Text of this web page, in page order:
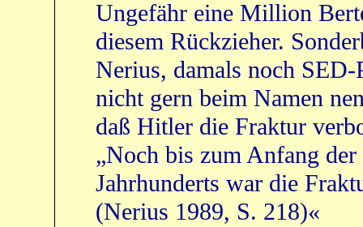
Ungefähr eine Million
diesem Rückzieher.
Nerius, damals noch
nicht gern beim Namen
daß Hitler die Fraktur
„Noch bis zum Anfang
Jahrhunderts war die
(Nerius 1989, S. 218)«